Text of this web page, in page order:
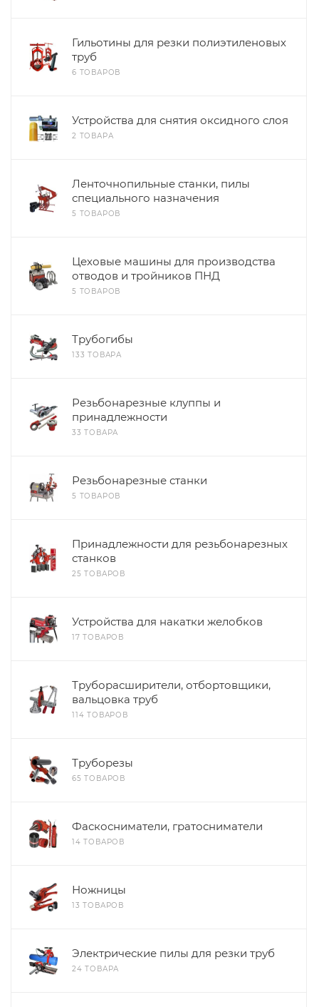
Гильотины для резки полиэтиленовых
труб
6 ТОВАРОВ
Устройства для снятия оксидного слоя
2 ТОВАРА
Ленточнопильные станки, пилы
специального назначения
5 ТОВАРОВ
Цеховые машины для производства
отводов и тройников ПНД
5 ТОВАРОВ
Трубогибы
133 ТОВАРА
Резьбонарезные клуппы и
принадлежности
33 ТОВАРА
Резьбонарезные станки
5 ТОВАРОВ
Принадлежности для резьбонарезных
станков
25 ТОВАРОВ
Устройства для накатки желобков
17 ТОВАРОВ
Труборасширители, отбортовщики,
вальцовка труб
114 ТОВАРОВ
Труборезы
65 ТОВАРОВ
Фаскосниматели, гратосниматели
14 ТОВАРОВ
Ножницы
13 ТОВАРОВ
Электрические пилы для резки труб
24 ТОВАРА